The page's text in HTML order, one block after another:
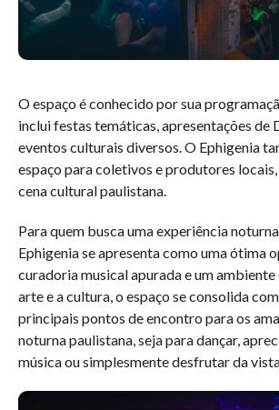
O espaço é conhecido por sua
inclui festas temáticas, apresentações de
eventos culturais diversos. O Ephigenia
espaço para coletivos e produtores
cena cultural paulistana.
Para quem busca uma experiência
Ephigenia se apresenta como uma ótima
curadoria musical apurada e um
arte e a cultura, o espaço se consolida
principais pontos de encontro para os
noturna paulistana, seja para dançar,
música ou simplesmente desfrutar da